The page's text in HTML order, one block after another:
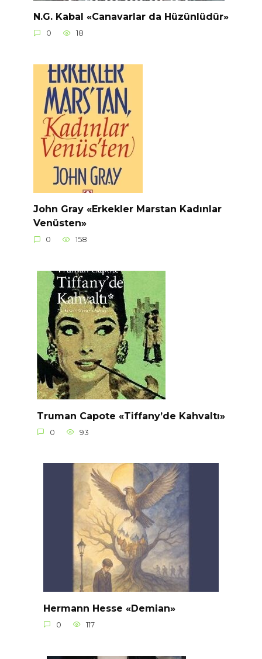
N.G. Kabal «Canavarlar da Hüzünlüdür»
0 18
John Gray «Erkekler Marstan Kadınlar
Venüsten»
0 158
Truman Capote «Tiffany’de Kahvaltı»
0 93
Hermann Hesse «Demian»
0 117